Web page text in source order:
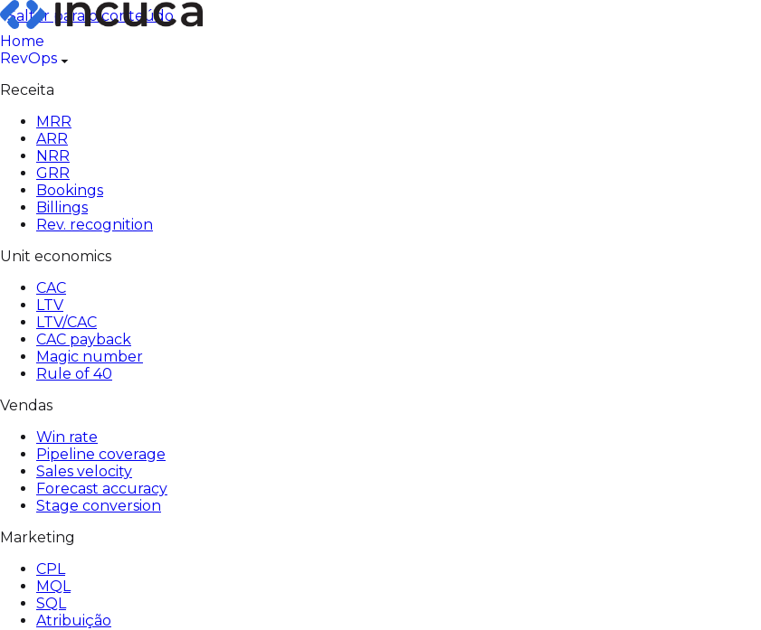
Pular
para
o
conteúdo
Saltar para o conteúdo
Home
RevOps
Receita
MRR
ARR
NRR
GRR
Bookings
Billings
Rev. recognition
Unit economics
CAC
LTV
LTV/CAC
CAC payback
Magic number
Rule of 40
Vendas
Win rate
Pipeline coverage
Sales velocity
Forecast accuracy
Stage conversion
Marketing
CPL
MQL
SQL
Atribuição